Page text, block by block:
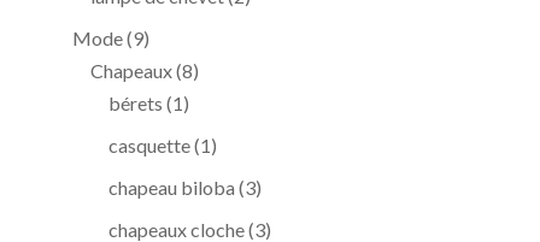
Mode 99
produits
Chapeaux 88
bérets 11
produit
casquette 11
produit
chapeau biloba 33
produits
chapeaux cloche 33